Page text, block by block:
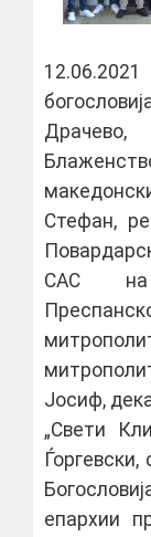
Драчево,
Стефан,
САС на
Јосиф,
„Свети
епархии